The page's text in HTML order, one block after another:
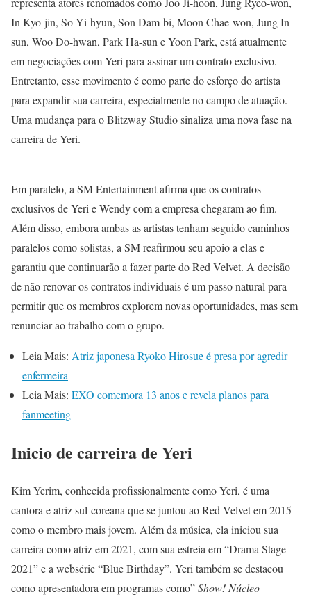
In Kyo-jin, So Yi-hyun, Son Dam-bi, Moon Chae-won, Jung In-
sun, Woo Do-hwan, Park Ha-sun e Yoon Park, está atualmente
em negociações com Yeri para assinar um contrato exclusivo.
Entretanto, esse movimento é como parte do esforço do artista
para expandir sua carreira, especialmente no campo de atuação.
Uma mudança para o Blitzway Studio sinaliza uma nova fase na
carreira de Yeri.
Em paralelo, a SM Entertainment afirma que os contratos
exclusivos de Yeri e Wendy com a empresa chegaram ao fim.
Além disso, embora ambas as artistas tenham seguido caminhos
paralelos como solistas, a SM reafirmou seu apoio a elas e
garantiu que continuarão a fazer parte do Red Velvet. A decisão
de não renovar os contratos individuais é um passo natural para
permitir que os membros explorem novas oportunidades, mas sem
renunciar ao trabalho com o grupo.
Leia Mais: Atriz japonesa Ryoko Hirosue é presa por agredir
enfermeira
Leia Mais: EXO comemora 13 anos e revela planos para
fanmeeting
Inicio de carreira de Yeri
Kim Yerim, conhecida profissionalmente como Yeri, é uma
cantora e atriz sul-coreana que se juntou ao Red Velvet em 2015
como o membro mais jovem. Além da música, ela iniciou sua
carreira como atriz em 2021, com sua estreia em “Drama Stage
2021” e a websérie “Blue Birthday”. Yeri também se destacou
como apresentadora em programas como”Show! Núcleo